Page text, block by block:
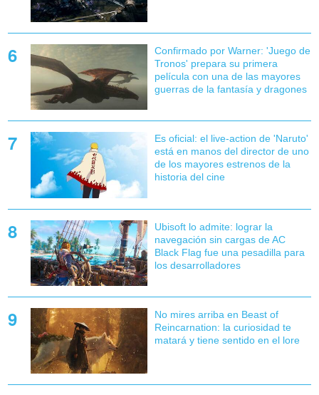
Confirmado por Warner: 'Juego de
Tronos' prepara su primera
película con una de las mayores
guerras de la fantasía y dragones
Es oficial: el live-action de 'Naruto'
está en manos del director de uno
de los mayores estrenos de la
historia del cine
Ubisoft lo admite: lograr la
navegación sin cargas de AC
Black Flag fue una pesadilla para
los desarrolladores
No mires arriba en Beast of
Reincarnation: la curiosidad te
matará y tiene sentido en el lore